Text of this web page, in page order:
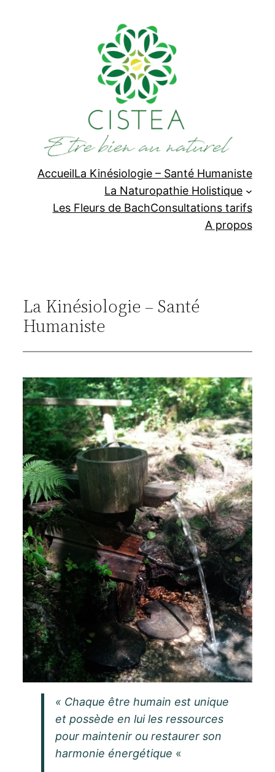
AccueilLa Kinésiologie – Santé Humaniste
La Naturopathie Holistique
Les Fleurs de BachConsultations tarifs
A propos
La Kinésiologie – Santé
Humaniste
« Chaque être humain est unique
et possède en lui les ressources
pour maintenir ou restaurer son
harmonie énergétique «